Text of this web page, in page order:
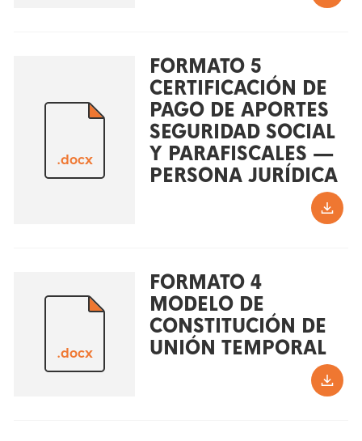
.docx
FORMATO 5
CERTIFICACIÓN DE
PAGO DE APORTES
SEGURIDAD SOCIAL
Y PARAFISCALES —
PERSONA JURÍDICA
.docx
FORMATO 4
MODELO DE
CONSTITUCIÓN DE
UNIÓN TEMPORAL